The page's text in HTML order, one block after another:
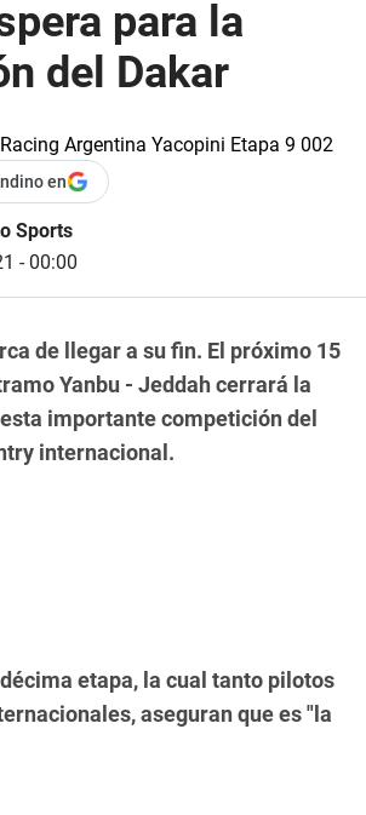
para la
del Dakar
en
Sports
- 00:00
de llegar a su fin. El próximo 15
Yanbu - Jeddah cerrará la
importante competición del
internacional.
etapa, la cual tanto pilotos
aseguran que es "la